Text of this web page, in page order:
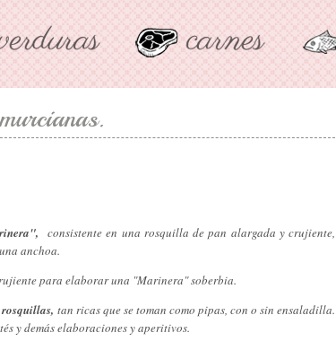
consistente en una rosquilla de pan alargada y crujiente,
anchoa.
para elaborar una "Marinera" soberbia.
rosquillas, tan ricas que se toman como pipas, con o sin ensaladilla.
y demás elaboraciones y aperitivos.